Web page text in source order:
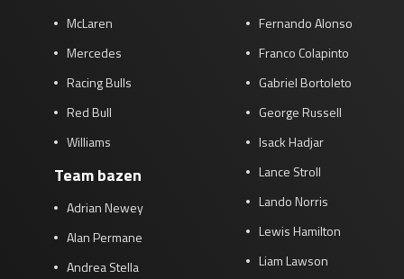
McLaren
Mercedes
Racing Bulls
Red Bull
Williams
Team bazen
Adrian Newey
Alan Permane
Andrea Stella
Fernando Alonso
Franco Colapinto
Gabriel Bortoleto
George Russell
Isack Hadjar
Lance Stroll
Lando Norris
Lewis Hamilton
Liam Lawson